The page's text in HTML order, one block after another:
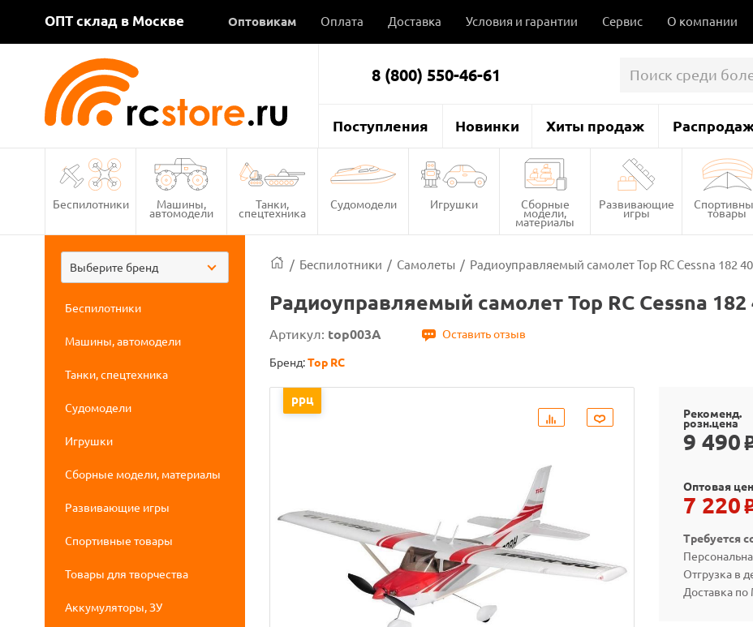
ОПТ склад в Москве Оптовикам Оплата Доставка Условия и гарантии Сервис О компании
8 (800) 550-46-61
Поступления Новинки Хиты продаж
Беспилотники Машины,
автомодели
Танки,
спецтехника
Судомодели Игрушки Сборные
модели,
материалы
Развивающие
игры товары
Выберите бренд
Беспилотники
Машины, автомодели
Танки, спецтехника
Судомодели
Игрушки
Сборные модели, материалы
Развивающие игры
Спортивные товары
Товары для творчества
Аккумуляторы, ЗУ
/ Беспилотники / Самолеты / Радиоуправляемый самолет Top RC Cessna 182
Радиоуправляемый самолет Top RC Cessna
Артикул: top003A Оставить отзыв
Бренд:Top RC
ррц
Рекоменд.
розн.цена
9 490
Оптовая
7 220
Требуется
Отгрузка в
Доставка